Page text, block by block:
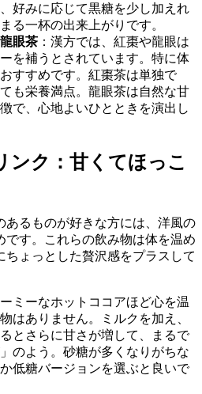
好みに応じて黒糖を少し加えれ
る一杯の出来上がりです。
眼茶 ：漢方では、紅棗や龍眼は
を補うとされています。特に体
すすめです。紅棗茶は単独で
も栄養満点。龍眼茶は自然な甘
で、心地よいひとときを演出し
ンク：甘くてほっこ
あるものが好きな方には、洋風の
です。これらの飲み物は体を温め
ちょっとした贅沢感をプラスして
ーミーなホットココアほど心を温
はありません。ミルクを加え、
とさらに甘さが増して、まるで
のよう。砂糖が多くなりがちな
低糖バージョンを選ぶと良いで